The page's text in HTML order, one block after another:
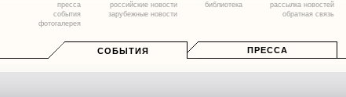
пресса
события
фотогалерея
российские новости
зарубежные новости
библиотека
рассылка новостей
обратная связь
СОБЫТИЯ ПРЕССА